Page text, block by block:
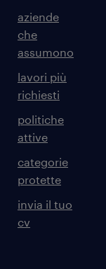
aziende
che
assumono
lavori più
richiesti
politiche
attive
categorie
protette
invia il tuo
cv